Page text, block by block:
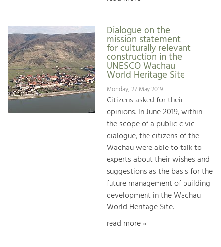
Dialogue on the
mission statement
for culturally relevant
construction in the
UNESCO Wachau
World Heritage Site
Monday, 27 May 2019
Citizens asked for their
opinions. In June 2019, within
the scope of a public civic
dialogue, the citizens of the
Wachau were able to talk to
experts about their wishes and
suggestions as the basis for the
future management of building
development in the Wachau
World Heritage Site.
read more »